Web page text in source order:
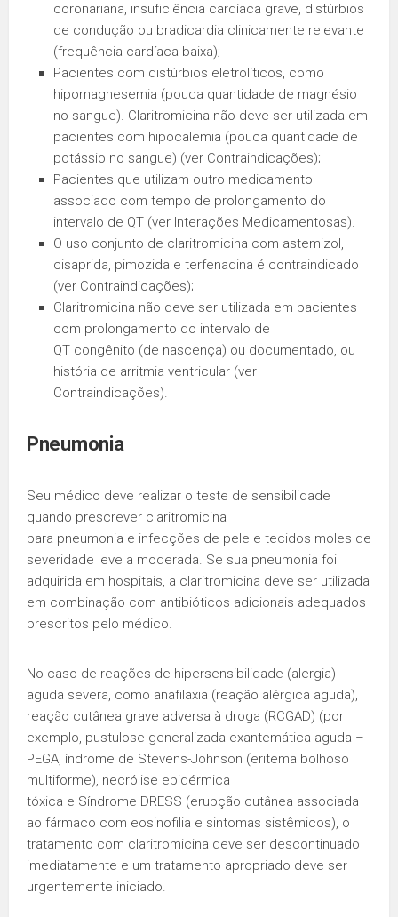
coronariana, insuficiência cardíaca grave, distúrbios
de condução ou bradicardia clinicamente relevante
(frequência cardíaca baixa);
Pacientes com distúrbios eletrolíticos, como
hipomagnesemia (pouca quantidade de magnésio
no sangue). Claritromicina não deve ser utilizada em
pacientes com hipocalemia (pouca quantidade de
potássio no sangue) (ver Contraindicações);
Pacientes que utilizam outro medicamento
associado com tempo de prolongamento do
intervalo de QT (ver Interações Medicamentosas).
O uso conjunto de claritromicina com astemizol,
cisaprida, pimozida e terfenadina é contraindicado
(ver Contraindicações);
Claritromicina não deve ser utilizada em pacientes
com prolongamento do intervalo de
QT congênito (de nascença) ou documentado, ou
história de arritmia ventricular (ver
Contraindicações).
Pneumonia
Seu médico deve realizar o teste de sensibilidade
quando prescrever claritromicina
para pneumonia e infecções de pele e tecidos moles de
severidade leve a moderada. Se sua pneumonia foi
adquirida em hospitais, a claritromicina deve ser utilizada
em combinação com antibióticos adicionais adequados
prescritos pelo médico.
No caso de reações de hipersensibilidade (alergia)
aguda severa, como anafilaxia (reação alérgica aguda),
reação cutânea grave adversa à droga (RCGAD) (por
exemplo, pustulose generalizada exantemática aguda –
PEGA, índrome de Stevens-Johnson (eritema bolhoso
multiforme), necrólise epidérmica
tóxica e Síndrome DRESS (erupção cutânea associada
ao fármaco com eosinofilia e sintomas sistêmicos), o
tratamento com claritromicina deve ser descontinuado
imediatamente e um tratamento apropriado deve ser
urgentemente iniciado.